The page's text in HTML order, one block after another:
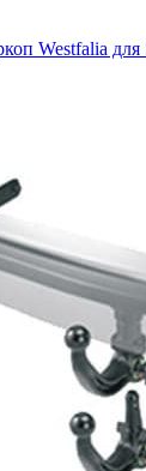
Westfalia для